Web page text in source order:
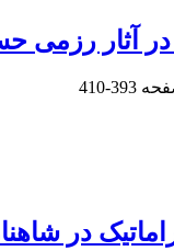
آثار رزمی
393-410
در